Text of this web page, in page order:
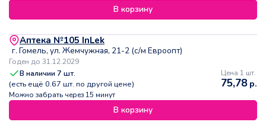
В корзину
Аптека №105 InLek
г. Гомель, ул. Жемчужная, 21-2 (с/м Евроопт)
Годен до 31.12.2029
В наличии7 шт.
(есть ещё 0.67 шт. по другой цене)
Можно забрать через 15 минут
Цена 1 шт.
75,78р.
В корзину